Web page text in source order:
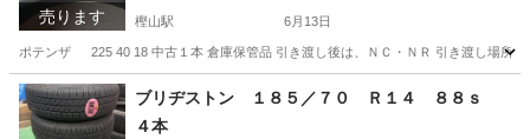
売ります 樫山駅 6月13日
ポテンザ 225 40 18 中古１本 倉庫保管品 引き渡し後は、ＮＣ・ＮＲ 引き渡し場
兵庫 小野市 樫山駅 タイヤ、ホイール 大阪 豊中市
蛍池駅 タイヤ、ホイール
ブリヂストン １８５／７０ Ｒ１４ ８８ｓ
４本